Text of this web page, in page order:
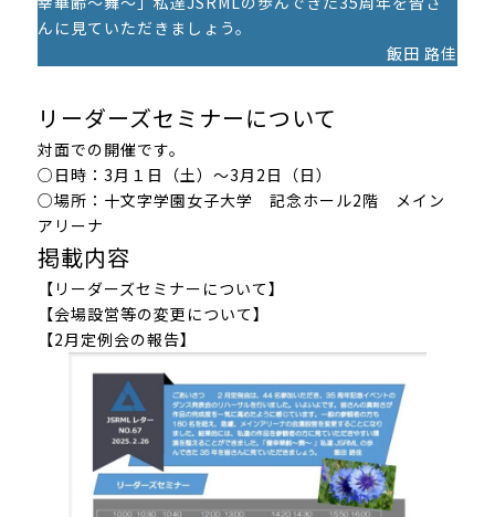
んに見ていただきましょう。
飯田 路佳
リーダーズセミナーについて
対面での開催です。
○日時：3月１日（土）～3月2日（日）
○場所：十文字学園女子大学 記念ホール2階 メイン
アリーナ
掲載内容
【リーダーズセミナーについて】
【会場設営等の変更について】
【2月定例会の報告】